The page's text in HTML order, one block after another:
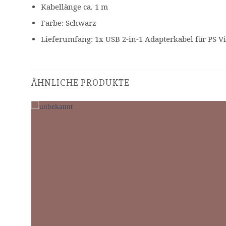
Kabellänge ca. 1 m
Farbe: Schwarz
Lieferumfang: 1x USB 2-in-1 Adapterkabel für PS
ÄHNLICHE PRODUKTE